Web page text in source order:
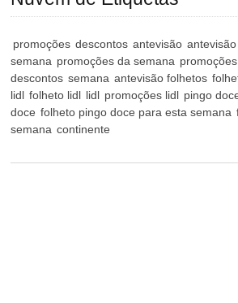
promoções descontos antevisão
semana promoções da semana promoções
descontos semana antevisão folhetos
lidl folheto lidl lidl promoções lidl pingo
doce folheto pingo doce para esta semana
semana continente